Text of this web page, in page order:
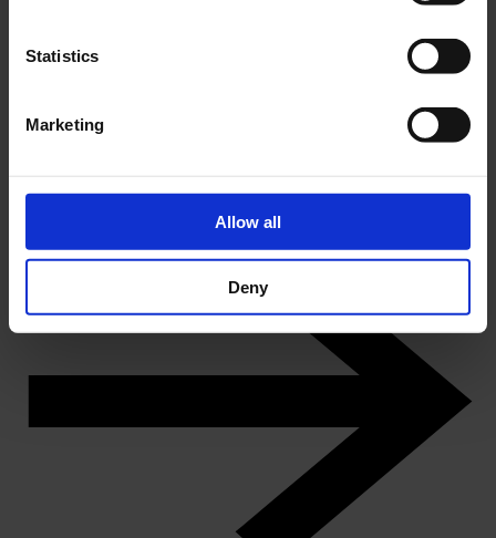
Statistics
Marketing
Allow all
Deny
DK